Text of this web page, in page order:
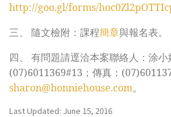
http://goo.gl/forms/
三、 隨文檢附：課程簡章與報名表。
四、 有問題請逕洽本案聯絡人：涂小
(07)6011369#13；傳真：
sharon@bonniehouse.com。
Last Updated: June 15, 2016